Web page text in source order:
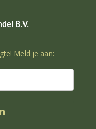
B.V.
Meld je aan: